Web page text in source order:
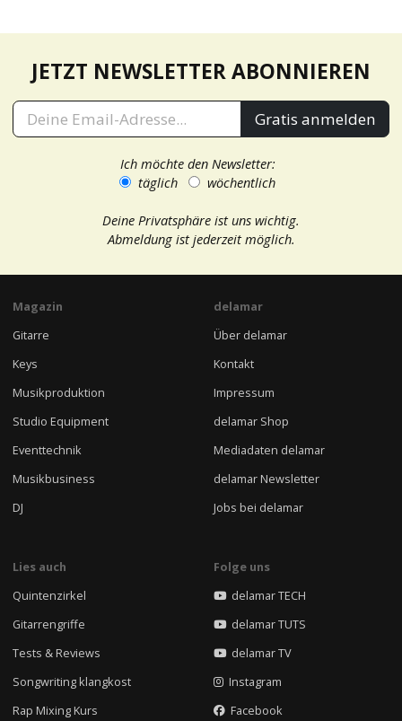
JETZT NEWSLETTER ABONNIEREN
Gratis anmelden
Ich möchte den Newsletter:
täglich
wöchentlich
Deine Privatsphäre ist uns wichtig.
Abmeldung ist jederzeit möglich.
Magazin
Gitarre
Keys
Musikproduktion
Studio Equipment
Eventtechnik
Musikbusiness
DJ
delamar
Über delamar
Kontakt
Impressum
delamar Shop
Mediadaten delamar
delamar Newsletter
Jobs bei delamar
Lies auch
Quintenzirkel
Gitarrengriffe
Tests & Reviews
Songwriting klangkost
Rap Mixing Kurs
Folge uns
delamar TECH
delamar TUTS
delamar TV
Instagram
Facebook